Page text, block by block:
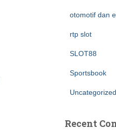
otomotif dan
rtp slot
SLOT88
Sportsbook
Uncategorized
Recent